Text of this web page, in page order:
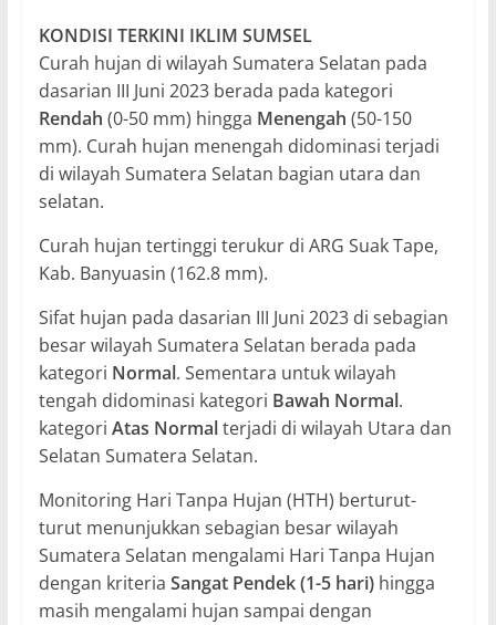
KONDISI TERKINI IKLIM SUMSEL
Curah hujan di wilayah Sumatera Selatan pada
dasarian III Juni 2023 berada pada kategori
Rendah (0-50 mm) hingga Menengah (50-150
mm). Curah hujan menengah didominasi terjadi
di wilayah Sumatera Selatan bagian utara dan
selatan.
Curah hujan tertinggi terukur di ARG Suak Tape,
Kab. Banyuasin (162.8 mm).
Sifat hujan pada dasarian III Juni 2023 di sebagian
besar wilayah Sumatera Selatan berada pada
kategori Normal. Sementara untuk wilayah
tengah didominasi kategori Bawah Normal.
kategori Atas Normalterjadi di wilayah Utara dan
Selatan Sumatera Selatan.
Monitoring Hari Tanpa Hujan (HTH) berturut-
turut menunjukkan sebagian besar wilayah
Sumatera Selatan mengalami Hari Tanpa Hujan
dengan kriteria Sangat Pendek (1-5 hari) hingga
masih mengalami hujan sampai dengan